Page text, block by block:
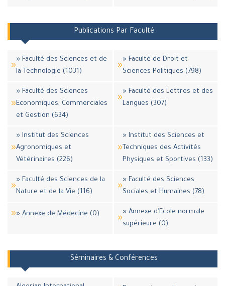
Publications Par Faculté
» Faculté des Sciences et de
la Technologie (1031)
» Faculté de Droit et
Sciences Politiques (798)
» Faculté des Sciences
Economiques, Commerciales
et Gestion (634)
» Faculté des Lettres et des
Langues (307)
» Institut des Sciences
Agronomiques et
Vétérinaires (226)
» Institut des Sciences et
Techniques des Activités
Physiques et Sportives (133)
» Faculté des Sciences de la
Nature et de la Vie (116)
» Faculté des Sciences
Sociales et Humaines (78)
» Annexe de Médecine (0)
» Annexe d'Ecole normale
supérieure (0)
Séminaires & Conférences